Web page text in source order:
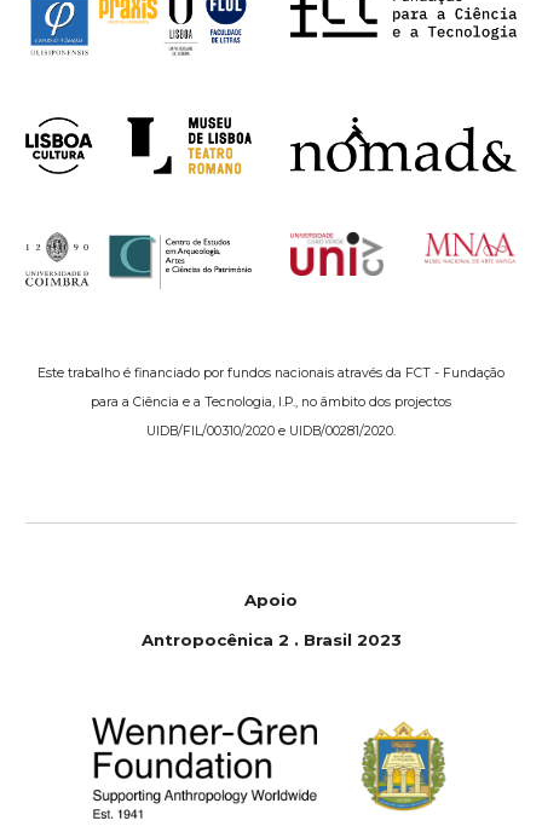
Este trabalho é financiado por fundos nacionais através da FCT - Fundação
para a Ciência e a Tecnologia, I.P., no âmbito dos projectos
UIDB/FIL/00310/2020 e UIDB/00281/2020.
Apoio
Antropocênica 2 . Brasil 2023